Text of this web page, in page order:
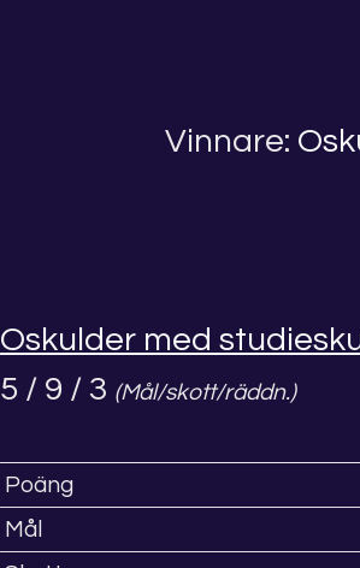
Vinnare:
Oskulder med
5 / 9 / 3 (Mål/skott/räddn.)
Poäng
Mål